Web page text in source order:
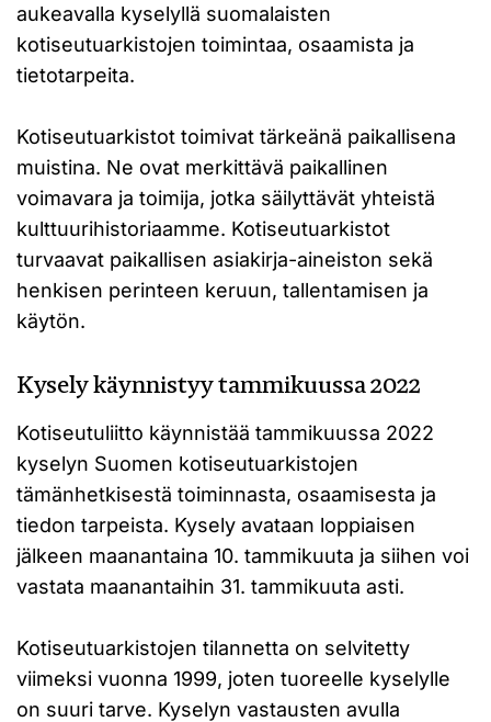
aukeavalla kyselyllä suomalaisten
kotiseutuarkistojen toimintaa, osaamista ja
tietotarpeita.
Kotiseutuarkistot toimivat tärkeänä paikallisena
muistina. Ne ovat merkittävä paikallinen
voimavara ja toimija, jotka säilyttävät yhteistä
kulttuurihistoriaamme. Kotiseutuarkistot
turvaavat paikallisen asiakirja-aineiston sekä
henkisen perinteen keruun, tallentamisen ja
käytön.
Kysely käynnistyy tammikuussa 2022
Kotiseutuliitto käynnistää tammikuussa 2022
kyselyn Suomen kotiseutuarkistojen
tämänhetkisestä toiminnasta, osaamisesta ja
tiedon tarpeista. Kysely avataan loppiaisen
jälkeen maanantaina 10. tammikuuta ja siihen voi
vastata maanantaihin 31. tammikuuta asti.
Kotiseutuarkistojen tilannetta on selvitetty
viimeksi vuonna 1999, joten tuoreelle kyselylle
on suuri tarve. Kyselyn vastausten avulla